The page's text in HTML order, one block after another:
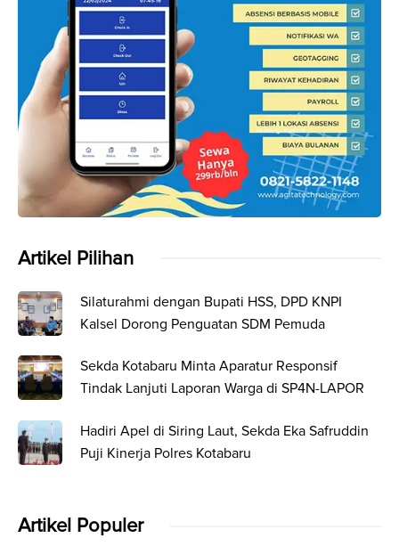
Artikel Pilihan
Silaturahmi dengan Bupati HSS, DPD KNPI
Kalsel Dorong Penguatan SDM Pemuda
Sekda Kotabaru Minta Aparatur Responsif
Tindak Lanjuti Laporan Warga di SP4N-LAPOR
Hadiri Apel di Siring Laut, Sekda Eka Safruddin
Puji Kinerja Polres Kotabaru
Artikel Populer